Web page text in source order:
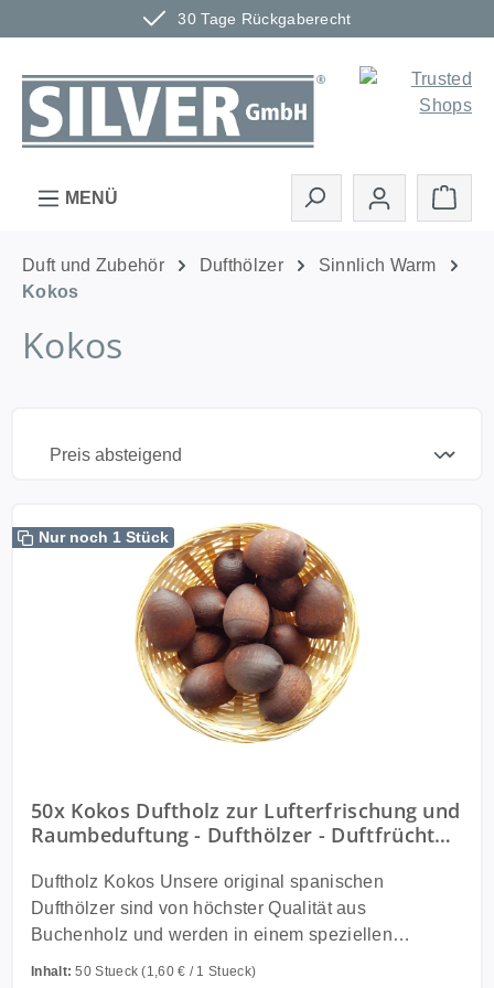
30 Tage Rückgaberecht
Zum Hauptinhalt springen
MENÜ
Duft und Zubehör Dufthölzer
Sinnlich Warm
Kokos
Kokos
Nur noch 1 Stück
50x Kokos Duftholz zur Lufterfrischung und
Raumbeduftung - Dufthölzer - Duftfrüchte -
Duftholz Kokos Unsere original spanischen
Dufthölzer sind von höchster Qualität aus
Buchenholz und werden in einem speziellen
Inhalt:50 Stueck(1,60 € / 1 Stueck)